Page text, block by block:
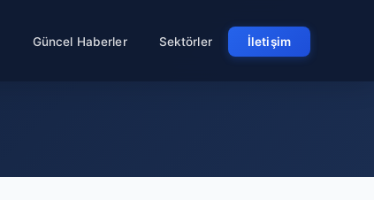
Güncel Haberler Sektörler İletişim